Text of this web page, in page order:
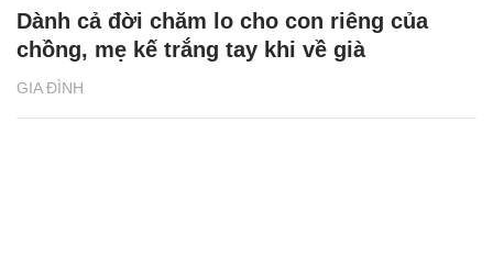
GIA ĐÌNH
Dành cả đời chăm lo cho con riêng của
chồng, mẹ kế trắng tay khi về già